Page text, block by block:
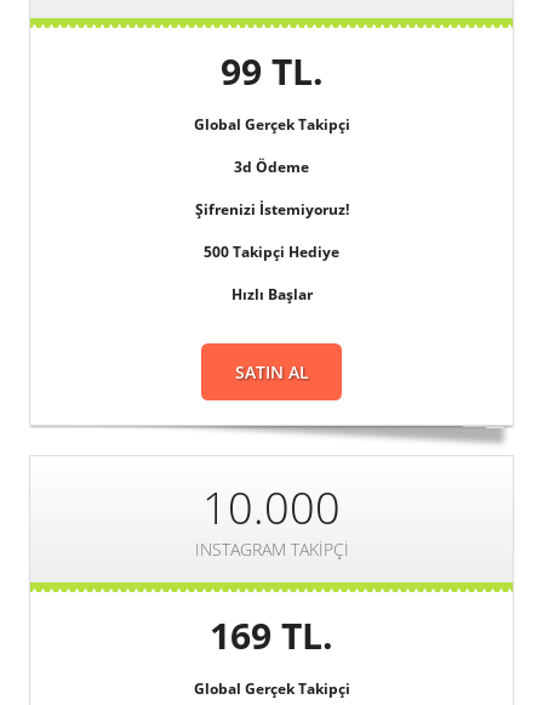
99 TL.
Global Gerçek Takipçi
3d Ödeme
Şifrenizi İstemiyoruz!
500 Takipçi Hediye
Hızlı Başlar
SATIN AL
10.000
INSTAGRAM TAKIPÇI
169 TL.
Global Gerçek Takipçi